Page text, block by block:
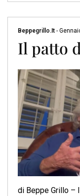
Beppegrillo.it -
Il patto
di Beppe Grillo –